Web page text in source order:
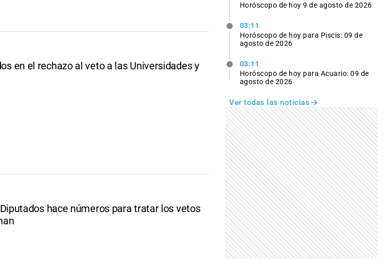
en el rechazo al veto a las Universidades y
hace números para tratar los vetos
Horóscopo de hoy 9 de agosto de 2026
03:11
Horóscopo de hoy para Piscis: 09 de
agosto de 2026
03:11
Horóscopo de hoy para Acuario: 09 de
agosto de 2026
Ver todas las noticias